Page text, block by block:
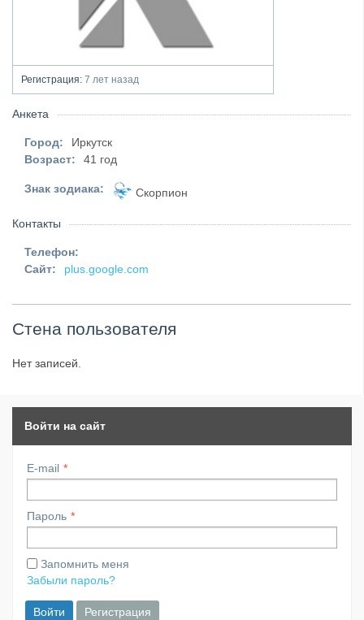
Регистрация: 7 лет назад
Анкета
Город:
Иркутск
Возраст:
41 год
Знак зодиака: Скорпион
Контакты
Телефон:
Сайт:
plus.google.com
Стена пользователя
Нет записей.
Войти на сайт
E-mail
Пароль
Запомнить меня
Забыли пароль?
Войти Регистрация